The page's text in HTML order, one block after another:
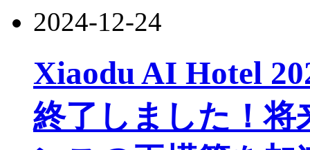
2024-12-24
Xiaodu AI Hotel
終了しました！